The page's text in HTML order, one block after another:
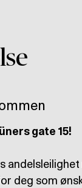
gate 15!
deg som